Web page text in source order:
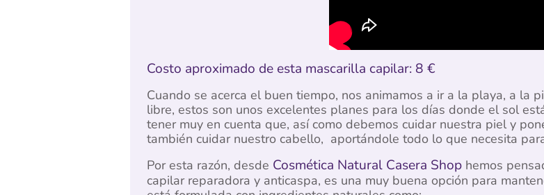
Costo aproximado de esta mascarilla capilar: 8 €
Cuando se acerca el buen tiempo, nos animamos a ir a la playa, a la
libre, estos son unos excelentes planes para los días donde el sol
tener muy en cuenta que, así como debemos cuidar nuestra piel y
también cuidar nuestro cabello, aportándole todo lo que necesita
Por esta razón, desde Cosmética Natural Casera Shop hemos
capilar reparadora y anticaspa, es una muy buena opción para